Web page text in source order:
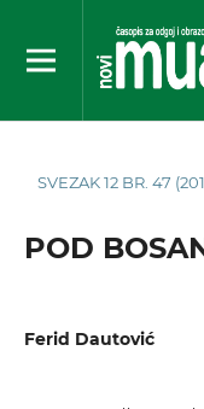
SVEZAK 12 BR. 47
POD
Ferid Dautović